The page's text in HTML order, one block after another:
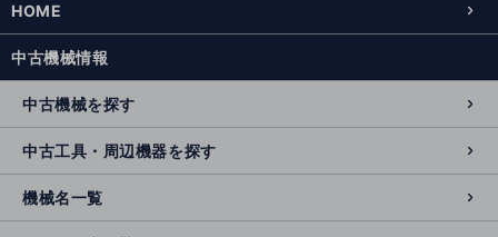
HOME
中古機械情報
中古機械を探す
中古工具・周辺機器を探す
機械名一覧